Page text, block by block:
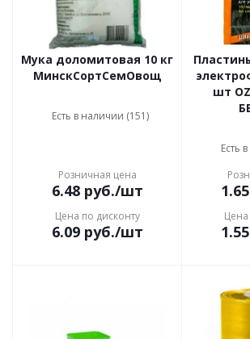
Мука доломитовая 10 кг
МинскСортСемОвощ
Есть в наличии (151)
Розничная цена
6.48руб./шт
Цена по дисконту
6.09руб./шт
шт
Есть
1.65
Цена
1.55